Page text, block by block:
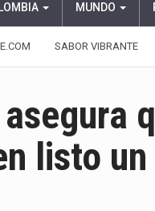
MUNDO
SABOR VIBRANTE
listo